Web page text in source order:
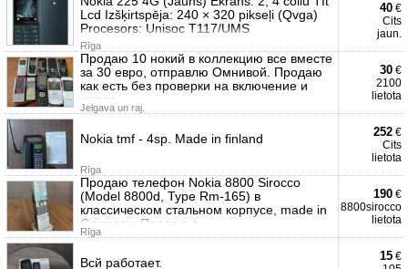
Lcd Izšķirtspēja: 240 × 320 pikseļi (Qvga)
Procesors: Unisoc T117/UMS
Rīga
40 €
Cits
jaun.
Продаю 10 нокий в коллекцию все вместе
за 30 евро, отправлю Омнивой. Продаю
как есть без проверки на включение и
живос
Jelgava un raj.
30 €
2100
lietota
Nokia tmf - 4sp. Made in finland
Rīga
252 €
Cits
lietota
Продаю телефон Nokia 8800 Sirocco
(Model 8800d, Type Rm-165) в
классическом стальном корпусе, made in
Germany. Продаю в
Rīga
190 €
8800sirocco
lietota
Всй работает. 15 €